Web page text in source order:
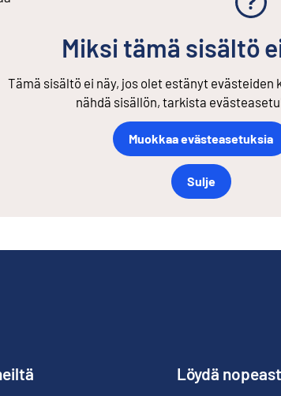
Miksi tämä sisältö
Tämä sisältö ei näy, jos olet estänyt evästeiden
nähdä sisällön, tarkista
Muokkaa evästeasetuksia
Sulje
Löydä